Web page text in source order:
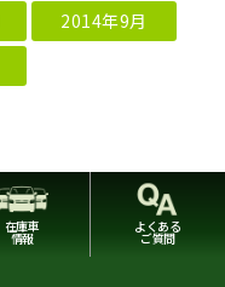
2014年9月
在庫車
情報
よくある
ご質問